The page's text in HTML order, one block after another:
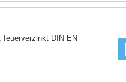
DIN EN